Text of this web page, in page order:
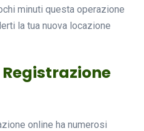
minuti questa operazione
la tua nuova locazione
online ha numerosi